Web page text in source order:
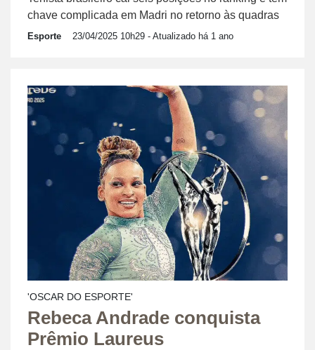
chave complicada em Madri no retorno às quadras
Esporte 23/04/2025 10h29 - Atualizado há 1 ano
'OSCAR DO ESPORTE'
Rebeca Andrade conquista
Prêmio Laureus